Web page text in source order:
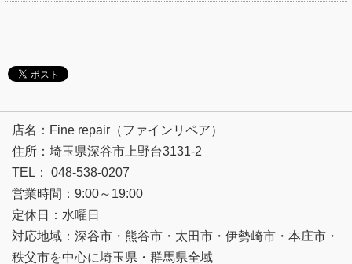
店名：Fine repair（ファインリペア）
住所：埼玉県深谷市上野台3131-2
TEL： 048-538-0207
営業時間：9:00～19:00
定休日：水曜日
対応地域：深谷市・熊谷市・太田市・伊勢崎市・本庄市・
秩父市を中心に埼玉県・群馬県全域